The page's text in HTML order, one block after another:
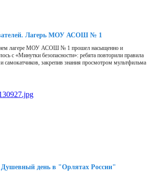
Лагерь МОУ АСОШ № 1
лагере МОУ АСОШ № 1 прошел насыщенно и
с «Минутки безопасности»: ребята повторили правила
самокатчиков, закрепив знания просмотром мультфильма
Душевный день в "Орлятах России"